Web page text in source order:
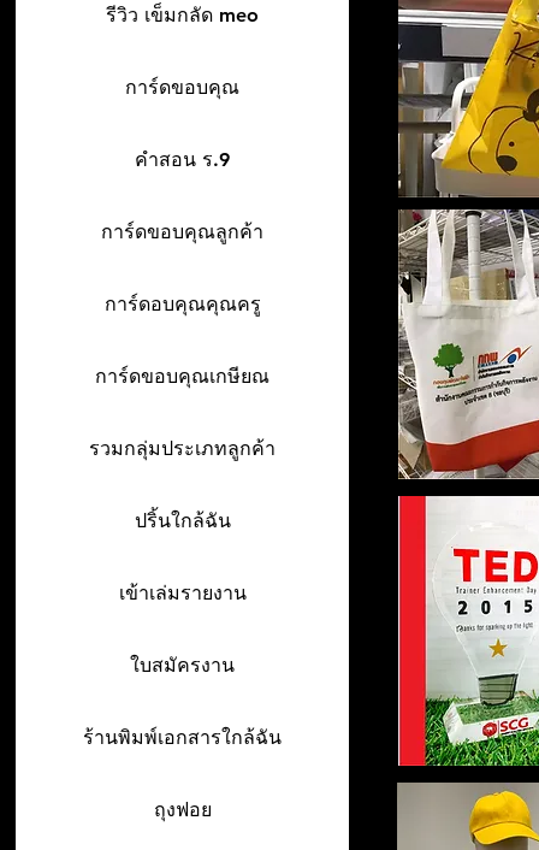
รีวิว เข็มกลัด meo
การ์ดขอบคุณ
คำสอน ร.9
การ์ดขอบคุณลูกค้า
การ์ดอบคุณคุณครู
การ์ดขอบคุณเกษียณ
รวมกลุ่มประเภทลูกค้า
ปริ้นใกล้ฉัน
เข้าเล่มรายงาน
ใบสมัครงาน
ร้านพิมพ์เอกสารใกล้ฉัน
ถุงฟอย